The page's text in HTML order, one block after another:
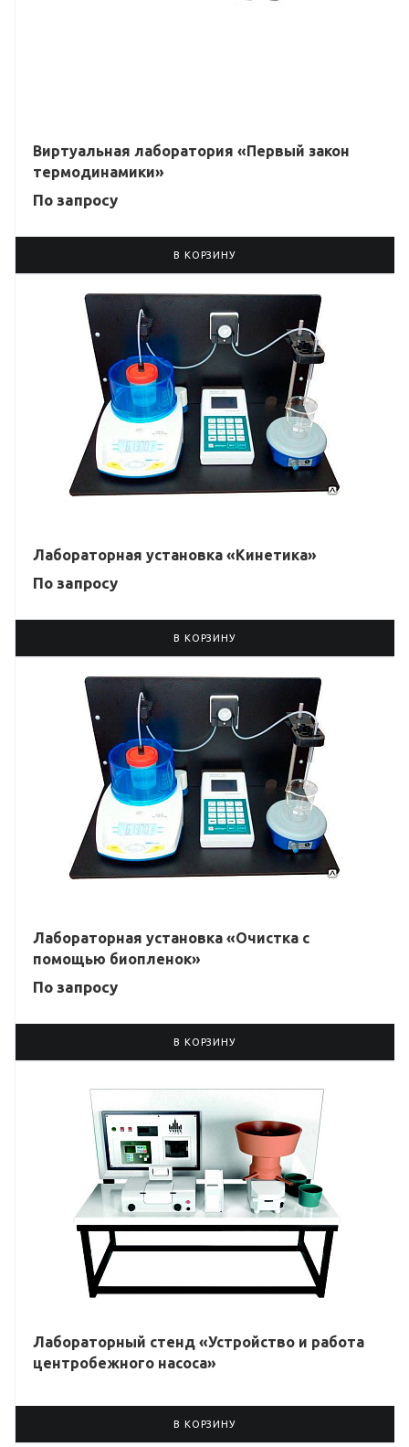
Виртуальная лаборатория «Первый закон
термодинамики»
По запросу
В КОРЗИНУ
Лабораторная установка «Кинетика»
По запросу
В КОРЗИНУ
Лабораторная установка «Очистка с
помощью биопленок»
По запросу
В КОРЗИНУ
Лабораторный стенд «Устройство и работа
центробежного насоса»
В КОРЗИНУ